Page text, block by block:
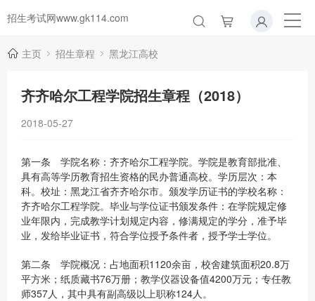
招生考试网www.gk114.com
主页 招生章程 黑龙江高校
齐齐哈尔工程学院招生章程（2018）
2018-05-27
第一条 学院名称：齐齐哈尔工程学院。学院是教育部批准、
具有高等学历教育招生资格的民办普通高校。学历层次：本
科。校址：黑龙江省齐齐哈尔市。颁发学历证书的学校名称：
齐齐哈尔工程学院。毕业与学位证书颁发条件：在学院规定修
业年限内，完成教学计划规定内容，修满规定的学分，准予毕
业，发给毕业证书，符合学位授予条件者，授予学士学位。
第二条 学院概况：占地面积1120余亩，校舍建筑面积20.8万
平方米；纸质藏书76万册；教学仪器设备值4200万元；专任教
师357人，其中具有副高级以上职称124人。